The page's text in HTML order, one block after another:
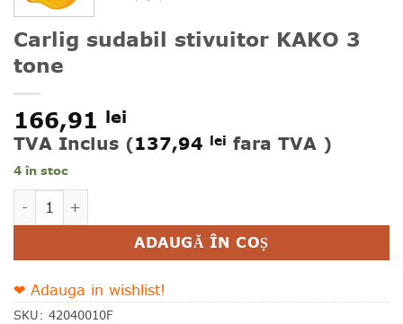
Carlig sudabil stivuitor KAKO 3
tone
166,91 lei
TVA Inclus (137,94 lei fara TVA )
4 în stoc
Cantitate Carlig sudabil stivuitor KAKO 3 tone
ADAUGĂ ÎN COȘ
Alternative:
❤ Adauga in wishlist!
SKU: 42040010F